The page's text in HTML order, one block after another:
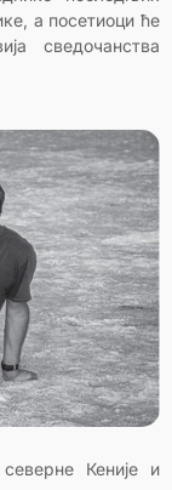
а посетиоци ће
сведочанства
Кеније и